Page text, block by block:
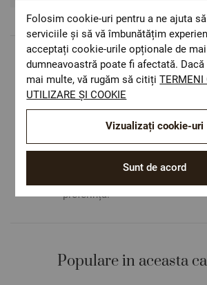
Livrare rapida
Costul de livrare este 19.60 lei
României.
ОЕКО-ТЕX STANDARD 100
Materiale textile care sunt sigure
sănătatea dumneavoastră.
Design autentic
preferință.
Populare in aceasta
Folosim cookie-uri pentru a ne ajuta
serviciile și să vă îmbunătățim
acceptați cookie-urile opționale de
dumneavoastră poate fi afectată.
mai multe, vă rugăm să citițiTERMENI
UTILIZARE ȘI COOKIE
Sunt de acord
Vizualizați cookie-uri